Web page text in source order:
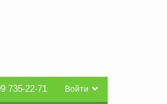
Войти
735-22-71